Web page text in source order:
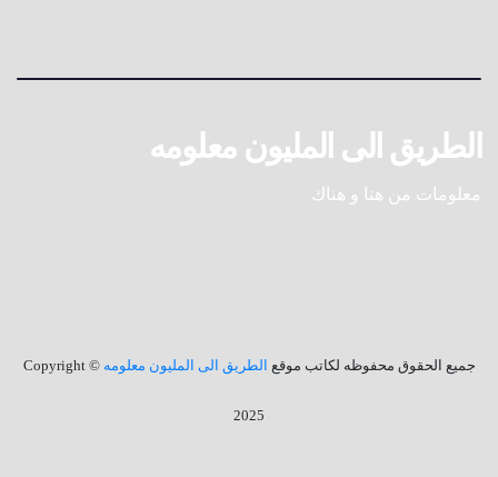
الطريق الى المليون معلومه
معلومات من هنا و هناك
جميع الحقوق محفوظه لكاتب موقع الطريق الى المليون معلومه © Copyright
2025